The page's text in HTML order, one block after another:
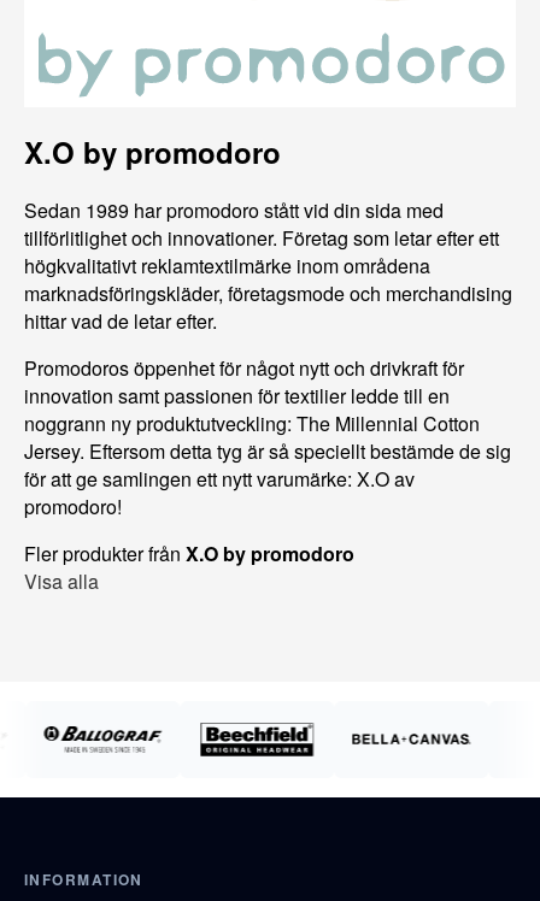
X.O by promodoro
Sedan 1989 har promodoro stått vid din sida med
tillförlitlighet och innovationer. Företag som letar efter ett
högkvalitativt reklamtextilmärke inom områdena
marknadsföringskläder, företagsmode och merchandising
hittar vad de letar efter.
Promodoros öppenhet för något nytt och drivkraft för
innovation samt passionen för textilier ledde till en
noggrann ny produktutveckling: The Millennial Cotton
Jersey. Eftersom detta tyg är så speciellt bestämde de sig
för att ge samlingen ett nytt varumärke: X.O av
promodoro!
Fler produkter från X.O by promodoro
Visa alla
INFORMATION